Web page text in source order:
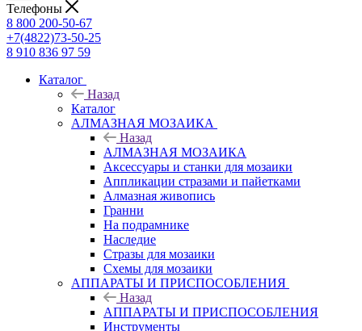
Телефоны
8 800 200-50-67
+7(4822)73-50-25
8 910 836 97 59
Каталог
Назад
Каталог
АЛМАЗНАЯ МОЗАИКА
Назад
АЛМАЗНАЯ МОЗАИКА
Аксессуары и станки для мозаики
Аппликации стразами и пайетками
Алмазная живопись
Гранни
На подрамнике
Наследие
Стразы для мозаики
Схемы для мозаики
АППАРАТЫ И ПРИСПОСОБЛЕНИЯ
Назад
АППАРАТЫ И ПРИСПОСОБЛЕНИЯ
Инструменты